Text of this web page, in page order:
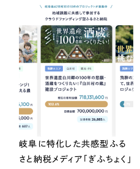
岐阜に特化した共感型ふる
さと納税メディア「ぎふちょく」